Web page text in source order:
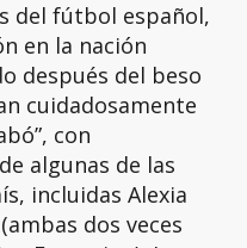
del fútbol español,
en la nación
después del beso
cuidadosamente
con
algunas de las
incluidas Alexia
dos veces